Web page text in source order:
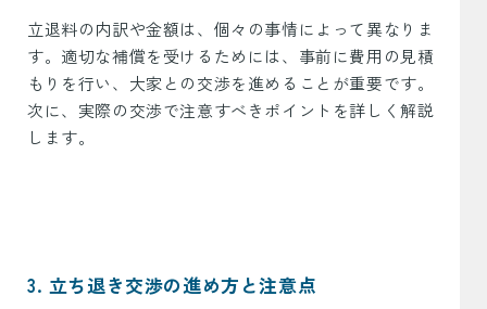
立退料の内訳や金額は、個々の事情によって異なりま
す。適切な補償を受けるためには、事前に費用の見積
もりを行い、大家との交渉を進めることが重要です。
次に、実際の交渉で注意すべきポイントを詳しく解説
します。
3. 立ち退き交渉の進め方と注意点